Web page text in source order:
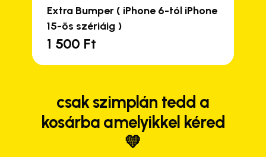
Extra Bumper ( iPhone 6-tól iPhone
15-ös szériáig )
1 500 Ft
csak szimplán tedd a
kosárba amelyikkel kéred
💛